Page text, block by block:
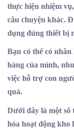
thực hiện nhiệm
câu chuyện khác.
dụng đúng thiết bị
Bạn có thể có
hàng của mình,
việc hỗ trợ con
quả.
Dưới đây là một số
hóa hoạt động kho